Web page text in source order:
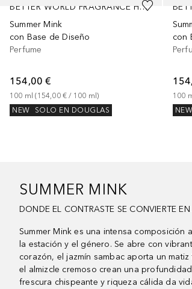
BETTER WORLD FRAGRANCE HOUSE BY DRAKE
Summer Mink
con Base de Diseño
Perfume
154,00 €
100 ml (154,00 € / 100 ml)
NEW
SOLO EN DOUGLAS
con
100
NEW
SUMMER MINK
DONDE EL CONTRASTE SE CONVIERTE
Summer Mink es una intensa
la estación y el género. Se abre con
corazón, el jazmín sambac aporta un
el almizcle cremoso crean una
frescura chispeante y riqueza cálida da